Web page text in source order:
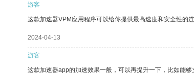
游客
这款加速器VPM应用程序可以给你提供最高速度和安全性的
2024-04-13
游客
这款加速器app的加速效果一般，可以再提升一下，比如能够